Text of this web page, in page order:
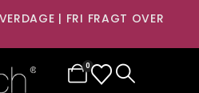
| FRI FRAGT OVER
0